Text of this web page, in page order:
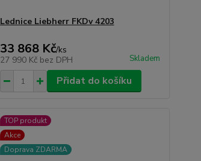
Lednice Liebherr FKDv 4203
33 868 Kč/ks
27 990 Kč bez DPH Skladem
Přidat do košíku
TOP produkt
Akce
Doprava ZDARMA